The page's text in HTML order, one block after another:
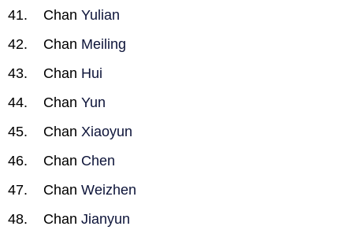
Chan Yulian
Chan Meiling
Chan Hui
Chan Yun
Chan Xiaoyun
Chan Chen
Chan Weizhen
Chan Jianyun